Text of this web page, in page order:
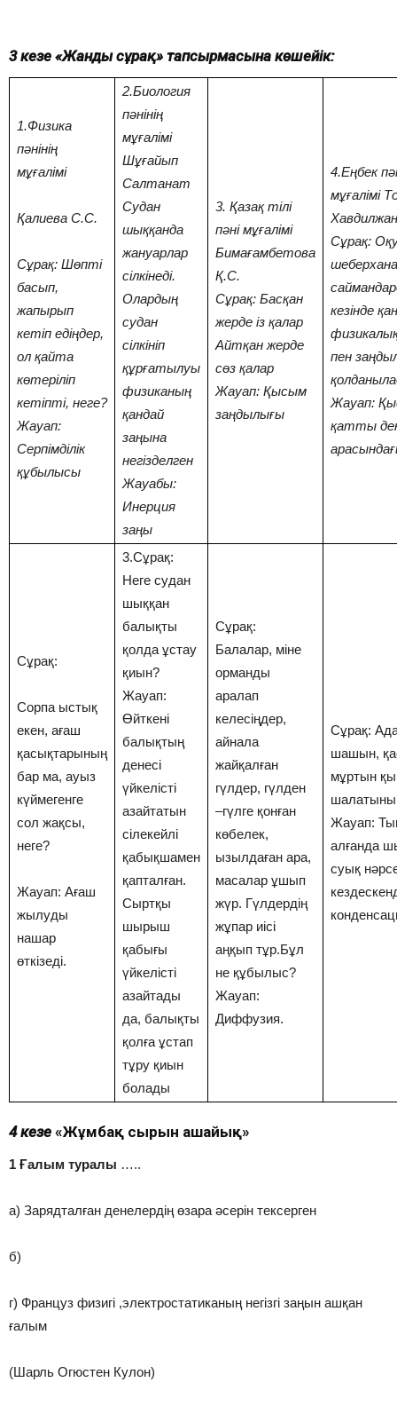
3 кезең «Жанды сұрақ» тапсырмасына көшейік:
1.Физика
пәнінің
мұғалімі
Қалиева С.С.
Сұрақ: Шөпті
басып,
жапырып
кетіп едіңдер,
ол қайта
көтеріліп
кетіпті, неге?
Жауап:
Серпімділік
құбылысы
2.Биология
пәнінің
мұғалімі
Шұғайып
Салтанат
Судан
шыққанда
жануарлар
сілкінеді.
Олардың
судан
сілкініп
құрғатылуы
физиканың
қандай
заңына
негізделген
Жауабы:
Инерция
заңы
3. Қазақ тілі
пәні мұғалімі
Бимағамбетова
Қ.С.
Cұрақ: Басқан
жерде із қалар
Айтқан жерде
сөз қалар
Жауап: Қысым
заңдылығы
4.Еңбек
мұғалімі
Сұрақ:
кезінде
пен
Жауап:
қатты
Сұрақ:
Сорпа ыстық
екен, ағаш
қасықтарының
бар ма, ауыз
күймегенге
сол жақсы,
неге?
Жауап: Ағаш
жылуды
нашар
өткізеді.
3.Сұрақ:
Неге судан
шыққан
балықты
қолда ұстау
қиын?
Жауап:
Өйткені
балықтың
денесі
үйкелісті
азайтатын
сілекейлі
қабықшамен
қапталған.
Сыртқы
шырыш
қабығы
үйкелісті
азайтады
да, балықты
қолға ұстап
тұру қиын
болады
Сұрақ:
Балалар, міне
орманды
аралап
келесіңдер,
айнала
жайқалған
гүлдер, гүлден
–гүлге қонған
көбелек,
ызылдаған ара,
масалар ұшып
жүр. Гүлдердің
жұпар иісі
аңқып тұр.Бұл
не құбылыс?
Жауап:
Диффузия.
Сұрақ:
шашын,
мұртын
шалатыны
Жауап:
алғанда
суық
4 кезең «Жұмбақ сырын ашайық»
1 Ғалым туралы …..
а) Зарядталған денелердің өзара әсерін тексерген
б)
г) Француз физигі ,электростатиканың негізгі заңын ашқан
ғалым
(Шарль Огюстен Кулон)